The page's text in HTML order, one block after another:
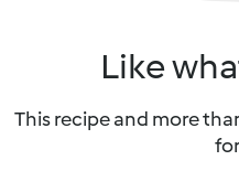
Like
This recipe and more